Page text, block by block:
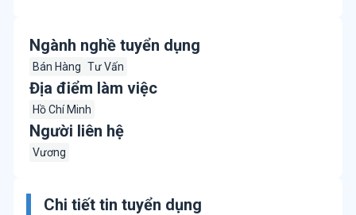
Ngành nghề tuyển dụng
Bán Hàng Tư Vấn
Địa điểm làm việc
Hồ Chí Minh
Người liên hệ
Vương
Chi tiết tin tuyển dụng